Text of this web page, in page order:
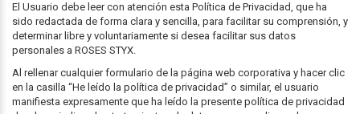
El Usuario debe leer con atención esta Política de Privacidad, que ha
sido redactada de forma clara y sencilla, para facilitar su comprensión, y
determinar libre y voluntariamente si desea facilitar sus datos
personales a ROSES STYX.
Al rellenar cualquier formulario de la página web corporativa y hacer clic
en la casilla “He leído la política de privacidad” o similar, el usuario
manifiesta expresamente que ha leído la presente política de privacidad